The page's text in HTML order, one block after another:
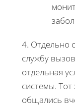
4. Отдельно
службу
отдельная
системы.
общались